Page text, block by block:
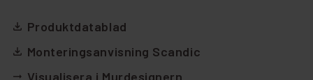
file_download Produktdatablad
file_download Monteringsanvisning Scandic
arrow_right_alt Visualisera i Murdesignern